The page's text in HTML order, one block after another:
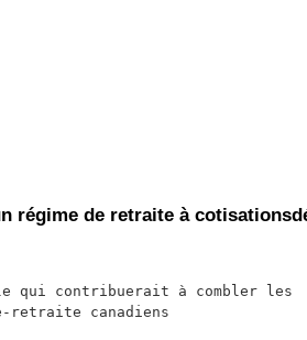
régime de retraite à
qui contribuerait à combler les
retraite canadiens